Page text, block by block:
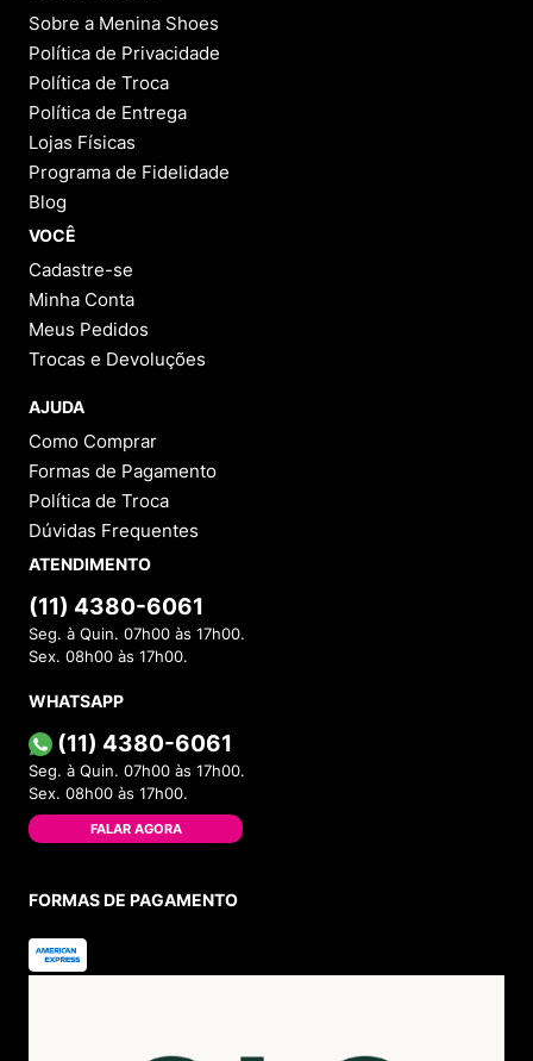
Sobre a Menina Shoes
Política de Privacidade
Política de Troca
Política de Entrega
Lojas Físicas
Programa de Fidelidade
Blog
VOCÊ
Cadastre-se
Minha Conta
Meus Pedidos
Trocas e Devoluções
AJUDA
Como Comprar
Formas de Pagamento
Política de Troca
Dúvidas Frequentes
ATENDIMENTO
(11) 4380-6061
Seg. à Quin. 07h00 às 17h00.
Sex. 08h00 às 17h00.
WHATSAPP
(11) 4380-6061
Seg. à Quin. 07h00 às 17h00.
Sex. 08h00 às 17h00.
FALAR AGORA
FORMAS DE PAGAMENTO